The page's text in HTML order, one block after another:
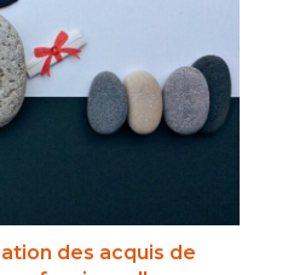
des acquis de